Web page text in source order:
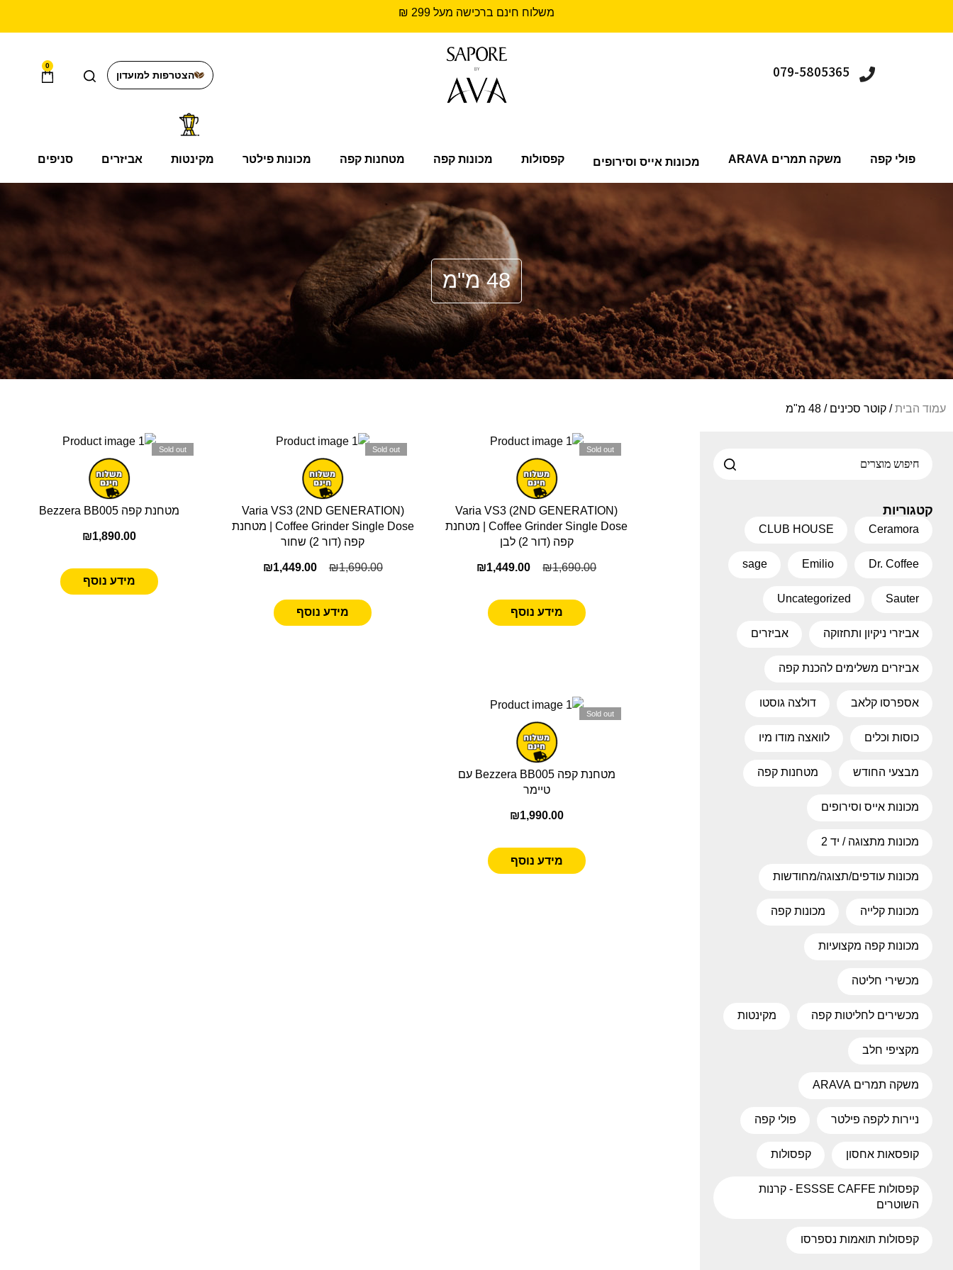
משלוח חינם ברכישה מעל 299 ₪
079-5805365 הצטרפות למועדון
0
פולי קפה משקה תמרים ARAVA מכונות אייס וסירופים קפסולות מכונות קפה מטחנות קפה מכונות פילטר מקינטות אביזרים סניפים
48 מ"מ
עמוד הבית/ קוטר סכינים / 48 מ"מ
קטגוריות
Ceramora
CLUB HOUSE
Dr. Coffee
Emilio
sage
Sauter
Uncategorized
אביזרי ניקיון ותחזוקה אביזרים
אביזרים משלימים להכנת קפה
אספרסו קלאב דולצה גוסטו
כוסות וכלים לוואצה מודו מיו
מבצעי החודש מטחנות קפה
מכונות אייס וסירופים
מכונות מתצוגה / יד 2
מכונות עודפים/תצוגה/מחודשות
מכונות קלייה מכונות קפה
מכונות קפה מקצועיות
מכשירי חליטה
מכשירים לחליטות קפה מקינטות
מקציפי חלב
משקה תמרים ARAVA
ניירות לקפה פילטר פולי קפה
קופסאות אחסון קפסולות
קפסולות ESSSE CAFFE - קרנות
השוטרים
קפסולות תואמות נספרסו
Sold out
Varia VS3 (2ND GENERATION)
Coffee Grinder Single Dose | מטחנת
קפה (דור 2) לבן
₪1,690.00
₪1,449.00
מידע נוסף
Sold out
Varia VS3 (2ND GENERATION)
Coffee Grinder Single Dose | מטחנת
קפה (דור 2) שחור
₪1,690.00
₪1,449.00
מידע נוסף
Sold out
מטחנת קפה Bezzera BB005
₪1,890.00
מידע נוסף
Sold out
מטחנת קפה Bezzera BB005 עם
טיימר
₪1,990.00
מידע נוסף